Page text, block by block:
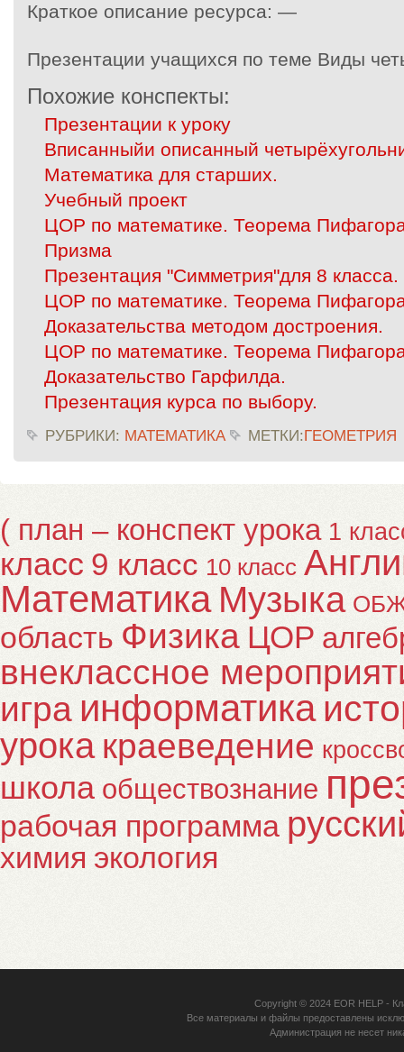
Краткое описание ресурса: —
Презентации учащихся по теме Виды
Похожие конспекты:
Презентации к уроку
Вписанныйи описанный
Математика для старших.
Учебный проект
ЦОР по математике. Теорема
Призма
Презентация "Симметрия"для 8 класса.
ЦОР по математике. Теорема
Доказательства методом достроения.
ЦОР по математике. Теорема
Доказательство Гарфилда.
Презентация курса по выбору.
РУБРИКИ: МАТЕМАТИКА МЕТКИ:ГЕОМЕТРИЯ
( план – конспект урока 1
класс 9 класс 10 класс
Математика Музыка
область Физика ЦОР
внеклассное
игра информатика
урока краеведение
школа обществознание
рабочая программа
химия экология
Copyright © 2024 EOR HELP-
Все материалы и файлы предоставлены
Администрация не несет